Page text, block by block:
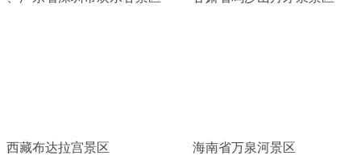
西藏布达拉宫景区 海南省万泉河景区